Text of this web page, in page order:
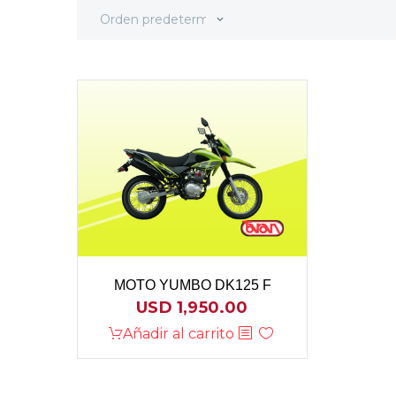
Orden predeterminado
MOTO YUMBO DK125 F
USD1,950.00
Añadir al carrito